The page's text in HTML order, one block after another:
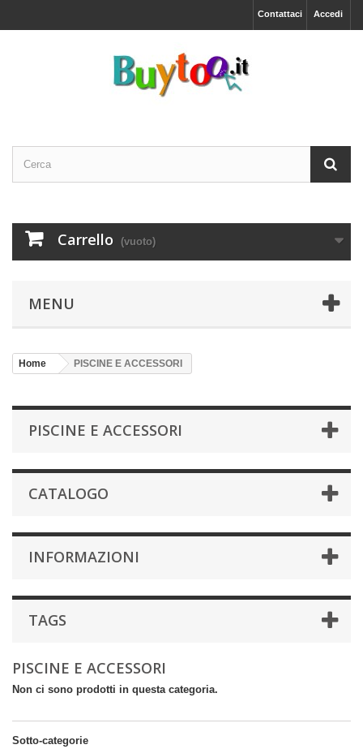
Accedi
Contattaci
Carrello (vuoto)
MENU
Home PISCINE E ACCESSORI
PISCINE E ACCESSORI
CATALOGO
INFORMAZIONI
TAGS
PISCINE E ACCESSORI
Non ci sono prodotti in questa categoria.
Sotto-categorie